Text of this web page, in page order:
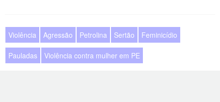
Violência Agressão Petrolina Sertão Feminicídio
Pauladas Violência contra mulher em PE